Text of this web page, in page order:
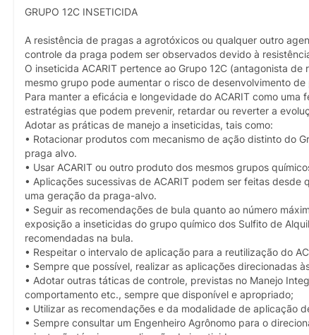
GRUPO 12C INSETICIDA
A resistência de pragas a agrotóxicos ou qualquer outro
controle da praga podem ser observados devido à
O inseticida ACARIT pertence ao Grupo 12C (antagonista
mesmo grupo pode aumentar o risco de desenvolvimento
Para manter a eficácia e longevidade do ACARIT como
estratégias que podem prevenir, retardar ou reverter a
Adotar as práticas de manejo a inseticidas, tais como:
• Rotacionar produtos com mecanismo de ação distinto do
praga alvo.
• Usar ACARIT ou outro produto dos mesmos grupos
• Aplicações sucessivas de ACARIT podem ser feitas
uma geração da praga-alvo.
• Seguir as recomendações de bula quanto ao número
exposição a inseticidas do grupo químico dos Sulfito de
recomendadas na bula.
• Respeitar o intervalo de aplicação para a reutilização do
• Sempre que possível, realizar as aplicações direcionadas
• Adotar outras táticas de controle, previstas no Manejo
comportamento etc., sempre que disponível e apropriado;
• Utilizar as recomendações e da modalidade de aplicação
• Sempre consultar um Engenheiro Agrônomo para o